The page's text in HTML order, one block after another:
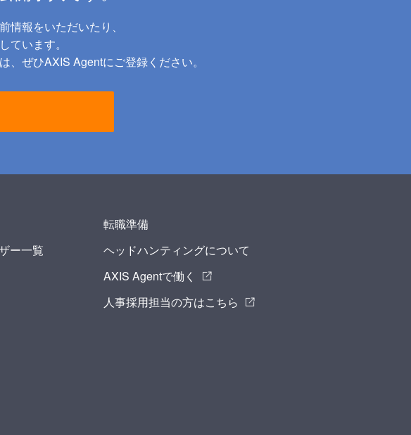
報をいただいたり、
ています。
ぜひAXIS Agentにご登録ください。
ー一覧
転職準備
ヘッドハンティングについて
AXIS Agentで働く
人事採用担当の方はこちら